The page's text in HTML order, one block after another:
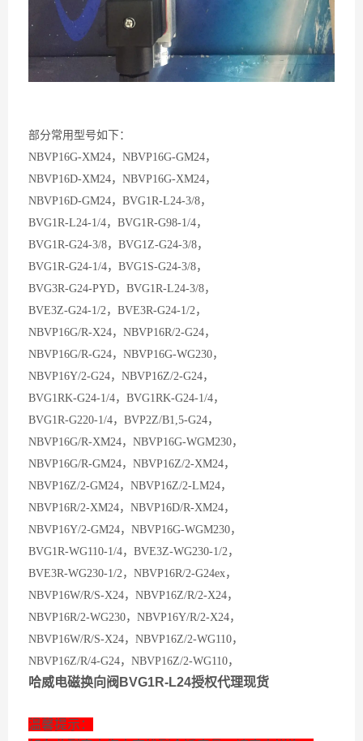
部分常用型号如下：
NBVP16G-XM24， NBVP16G-GM24，
NBVP16D-XM24，NBVP16G-XM24，
NBVP16D-GM24， BVG1R-L24-3/8，
BVG1R-L24-1/4，BVG1R-G98-1/4，
BVG1R-G24-3/8，BVG1Z-G24-3/8，
BVG1R-G24-1/4，BVG1S-G24-3/8，
BVG3R-G24-PYD， BVG1R-L24-3/8，
BVE3Z-G24-1/2，BVE3R-G24-1/2，
NBVP16G/R-X24，NBVP16R/2-G24，
NBVP16G/R-G24，NBVP16G-WG230，
NBVP16Y/2-G24，NBVP16Z/2-G24，
BVG1RK-G24-1/4，BVG1RK-G24-1/4，
BVG1R-G220-1/4，BVP2Z/B1,5-G24，
NBVP16G/R-XM24，NBVP16G-WGM230，
NBVP16G/R-GM24， NBVP16Z/2-XM24，
NBVP16Z/2-GM24，NBVP16Z/2-LM24，
NBVP16R/2-XM24，NBVP16D/R-XM24，
NBVP16Y/2-GM24，NBVP16G-WGM230，
BVG1R-WG110-1/4，BVE3Z-WG230-1/2，
BVE3R-WG230-1/2，NBVP16R/2-G24ex，
NBVP16W/R/S-X24，NBVP16Z/R/2-X24，
NBVP16R/2-WG230，NBVP16Y/R/2-X24，
NBVP16W/R/S-X24，NBVP16Z/2-WG110，
NBVP16Z/R/4-G24，NBVP16Z/2-WG110，
哈威电磁换向阀BVG1R-L24授权代理现货
温馨提示：